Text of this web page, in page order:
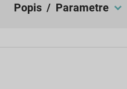
popis / Parametre